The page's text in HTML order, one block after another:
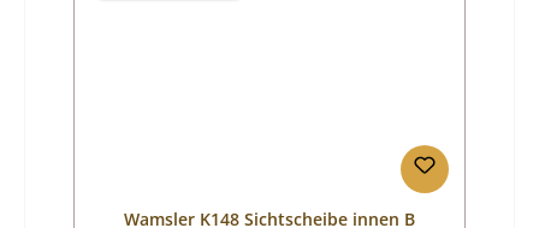
Wamsler K148 Sichtscheibe innen B